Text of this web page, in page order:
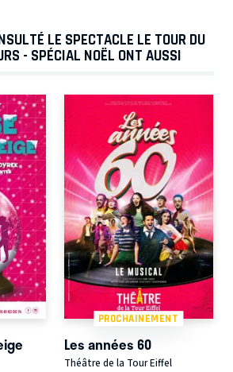
LE SPECTACLE LE TOUR DU
- SPÉCIAL NOËL ONT AUSSI
PROCHAINEMENT
Les années 60
Théâtre de la Tour Eiffel